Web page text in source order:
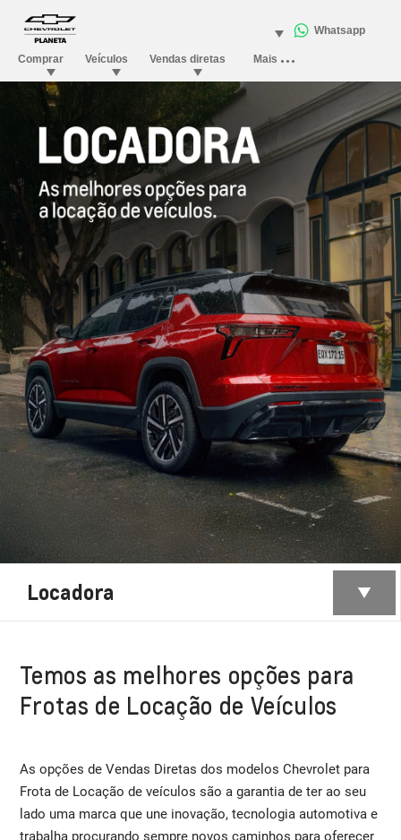
Locadora
Temos as melhores opções para
Frotas de Locação de Veículos
As opções de Vendas Diretas dos modelos Chevrolet para
Frota de Locação de veículos são a garantia de ter ao seu
lado uma marca que une inovação, tecnologia automotiva e